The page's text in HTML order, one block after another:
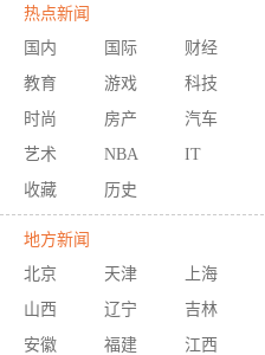
热点新闻
国内 国际 财经
教育
游戏 科技
时尚
房产 汽车
艺术
NBA IT
收藏
历史
地方新闻
北京 天津 上海
山西
辽宁 吉林
安徽
福建 江西